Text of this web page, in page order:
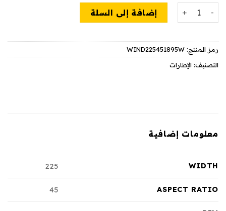
إضافة إلى السلة
رمز المنتج: WIND225451895W
التصنيف: الإطارات
معلومات إضافية
WIDTH
225
ASPECT RATIO
45